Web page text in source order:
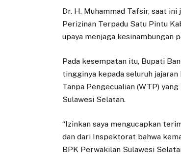
Dr. H. Muhammad Tafsir, saat
Perizinan Terpadu Satu Pintu
upaya menjaga kesinambungan
Pada kesempatan itu, Bupati
tingginya kepada seluruh
Tanpa Pengecualian (WTP)
Sulawesi Selatan.
“Izinkan saya mengucapkan
dan dari Inspektorat bahwa
BPK Perwakilan Sulawesi